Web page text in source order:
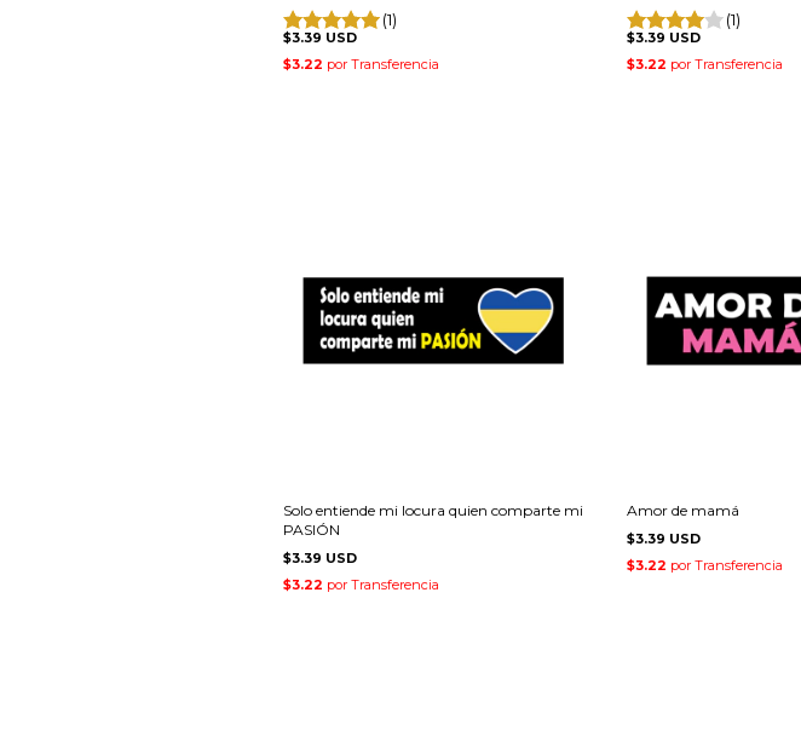
(1)
$3.39 USD
(1)
$3.39 USD
Solo entiende mi locura quien comparte mi
PASIÓN
$3.39 USD
Amor de mamá
$3.39 USD